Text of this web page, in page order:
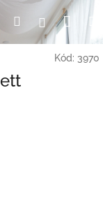
HledatPřihlášení
Kód: 3970